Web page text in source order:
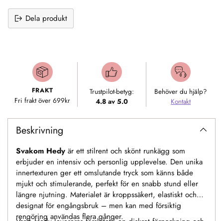
Dela produkt
varukorgenFRAKT
Fri frakt över 699kr
Trustpilot-betyg:
4.8 av 5.0
Behöver du hjälp?
Kontakt
Beskrivning
Svakom Hedy är ett stilrent och skönt runkägg som
erbjuder en intensiv och personlig upplevelse. Den unika
innertexturen ger ett omslutande tryck som känns både
mjukt och stimulerande, perfekt för en snabb stund eller
längre njutning. Materialet är kroppssäkert, elastiskt och
designat för engångsbruk – men kan med försiktig
rengöring användas flera gånger.